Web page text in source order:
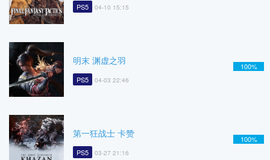
PS5 04-10 15:15
明末 渊虚之羽
PS5 04-03 22:46
100%
第一狂战士 卡赞
PS5 03-27 21:16
100%